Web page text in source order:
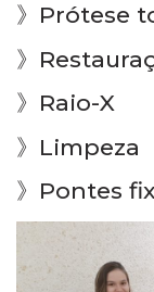
》Prótese
》
》Raio-X
》Limpeza
》Pontes